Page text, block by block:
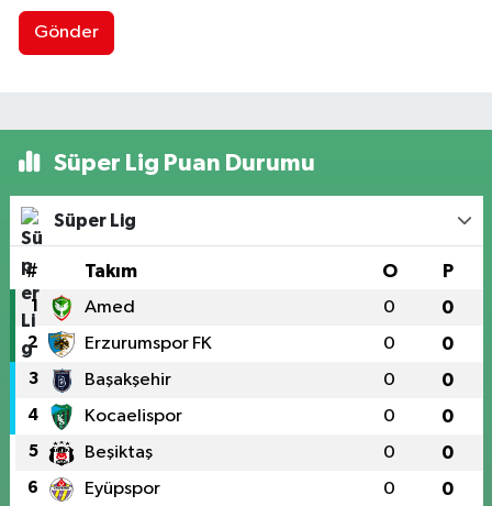
Gönder
Süper Lig Puan Durumu
Süper Lig
# Takım O P
1 Amed 0 0
2 Erzurumspor FK 0 0
3 Başakşehir 0 0
4 Kocaelispor 0 0
5 Beşiktaş 0 0
6 Eyüpspor 0 0